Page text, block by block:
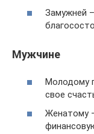
Замужней
Мужчине
Молодому
свое
Женатому